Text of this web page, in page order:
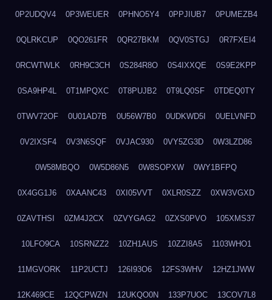
0P2UDQV4 0P3WEUER 0PHNO5Y4 0PPJIUB7 0PUMEZB4
0QLRKCUP 0QO261FR 0QR27BKM 0QV0STGJ 0R7FXEI4
0RCWTWLK 0RH9C3CH 0S284R8O 0S4IXXQE 0S9E2KPP
0SA9HP4L 0T1MPQXC 0T8PUJB2 0T9LQ0SF 0TDEQ0TY
0TWV72OF 0U01AD7B 0U56W7B0 0UDKWD5I 0UELVNFD
0V2IXSF4 0V3N6SQF 0VJAC930 0VY5ZG3D 0W3LZD86
0W58MBQO 0W5D86N5 0W8SOPXW 0WY1BFPQ
0X4GG1J6 0XAANC43 0XI05VVT 0XLR0SZZ 0XW3VGXD
0ZAVTHSI 0ZM4J2CX 0ZVYGAG2 0ZXS0PVO 105XMS37
10LFO9CA 10SRNZZ2 10ZH1AUS 10ZZI8A5 1103WHO1
11MGVORK 11P2UCTJ 126I93O6 12FS3WHV 12HZ1JWW
12K469CE 12QCPWZN 12UKQO0N 133P7UOC 13COV7L8